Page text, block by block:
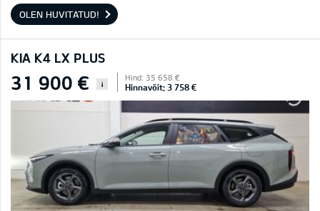
OLEN HUVITATUD!
KIA K4 LX PLUS
31 900 € i
Hind: 35 658 €
Hinnavõit: 3 758 €